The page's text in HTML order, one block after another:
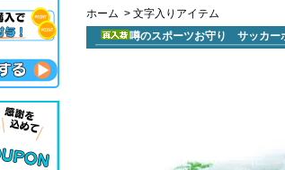
ホーム > 文字入りアイテム
噂のスポーツお守り サッカー